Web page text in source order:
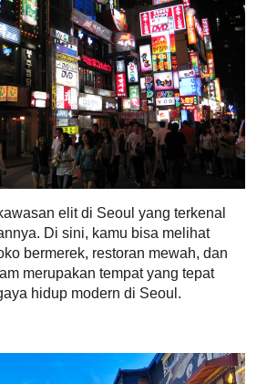
elit di Seoul yang terkenal
Di sini, kamu bisa melihat
bermerek, restoran mewah, dan
merupakan tempat yang tepat
hidup modern di Seoul.